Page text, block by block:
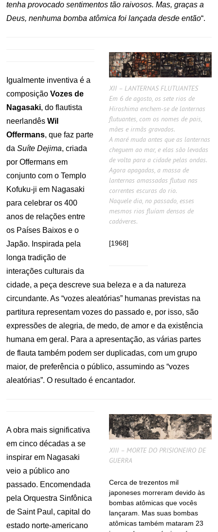
tenha provocado sentimentos tão raivosos. Mas, graças a
Deus, nenhuma bomba atômica foi lançada desde então“.
XII – LANTERNAS FLUTUANTES
Em 6 de agosto, os sete rios de
Hiroshima enchem-se de lanternas
flutuantes, com os nomes de pais,
mães e irmãs gravados.
A maré muda antes que as lanternas
cheguem ao mar, e elas são levadas
de volta para a cidade pelas ondas.
Agora apagadas, a massa de
lanternas amassadas flutua nas
correntes escuras do rio.
Naquele dia, no passado, esses
mesmos rios fluíam densos de
cadáveres.
[1968]
Igualmente inventiva é a
composiçãoVozes de
Nagasaki, do flautista
neerlandêsWil
Offermans, que faz parte
daSuíte Dejima, criada
por Offermans em
conjunto com o Templo
Kofuku-ji em Nagasaki
para celebrar os 400
anos de relações entre
os Países Baixos e o
Japão. Inspirada pela
longa tradição de
interações culturais da
cidade, a peça descreve sua beleza e a da natureza
circundante. As “vozes aleatórias” humanas previstas na
partitura representam vozes do passado e, por isso, são
expressões de alegria, de medo, de amor e da existência
humana em geral. Para a apresentação, as várias partes
de flauta também podem ser duplicadas, com um grupo
maior, de preferência o público, assumindo as “vozes
aleatórias”. O resultado é encantador.
XIII – MORTE DO PRISIONEIRO DE
GUERRA
Cerca de trezentos mil
japoneses morreram devido às
bombas atômicas que vocês
lançaram. Mas suas bombas
atômicas também mataram 23
A obra mais significativa
em cinco décadas a se
inspirar em Nagasaki
veio a público ano
passado. Encomendada
pela Orquestra Sinfônica
de Saint Paul, capital do
estado norte-americano